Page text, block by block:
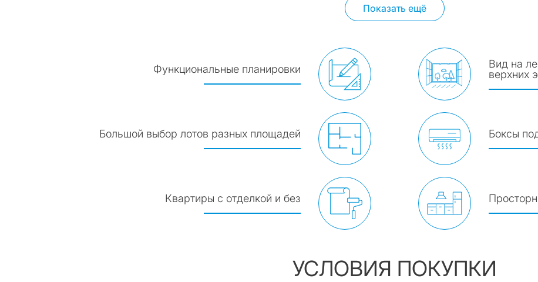
Показать ещё
Функциональные планировки
Вид на
верхних
Большой выбор лотов разных площадей Боксы
Квартиры с отделкой и без
УСЛОВИЯ ПОКУПКИ